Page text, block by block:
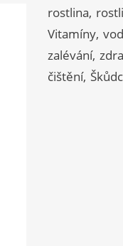
rostlina
Vitamíny
zalévání
čištění